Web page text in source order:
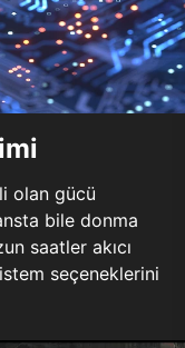
olan gücü
bile donma
saatler akıcı
seçeneklerini